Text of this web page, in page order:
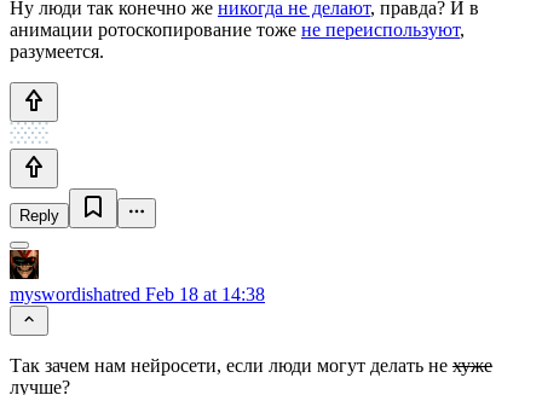
Ну люди так конечно же никогда не делают, правда? И в
анимации ротоскопирование тоже не переиспользуют,
разумеется.
Reply
myswordishatred Feb 18 at 14:38
Так зачем нам нейросети, если люди могут делать не хуже
лучше?